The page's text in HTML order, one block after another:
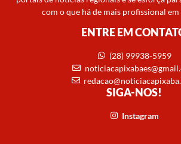
com o que há de mais profissional
ENTRE EM
(28) 99938-5959
SIGA-NOS!
Instagram